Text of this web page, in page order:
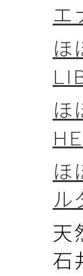
エ
ほ
ほ
ほ
ル
天
石